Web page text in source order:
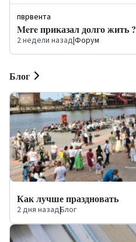
пврвента
Mere приказал долго жить ?
2 недели назад|Форум
Блог
Как лучше праздновать
2 дня назад|Блог